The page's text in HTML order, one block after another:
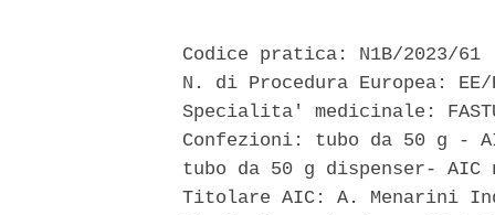
  Codice pratica: N1B/2023/61
N. di Procedura Europea:
Specialita' medicinale:
Confezioni: tubo da 50 g -
tubo da 50 g dispenser-
Titolare AIC: A. Menarini